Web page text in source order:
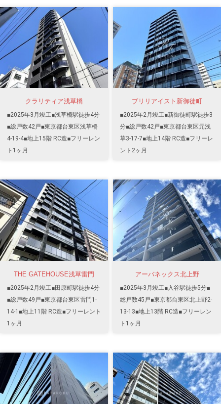
クラリティア浅草橋
■2025年3月竣工■浅草橋駅徒歩4分
■総戸数42戸■東京都台東区浅草橋
4-19-4■地上15階 RC造■フリーレン
ト1ヶ月
ブリリアイスト新御徒町
■2025年2月竣工■新御徒町駅徒歩3
分■総戸数42戸■東京都台東区元浅
草3-17-7■地上14階 RC造■フリーレ
ント2ヶ月
THE GATEHOUSE浅草雷門
■2025年2月竣工■田原町駅徒歩4分
■総戸数49戸■東京都台東区雷門1-
14-1■地上11階 RC造■フリーレント
1ヶ月
アーバネックス北上野
■2025年3月竣工■入谷駅徒歩5分■
総戸数45戸■東京都台東区北上野2-
13-13■地上13階 RC造■フリーレン
ト1ヶ月